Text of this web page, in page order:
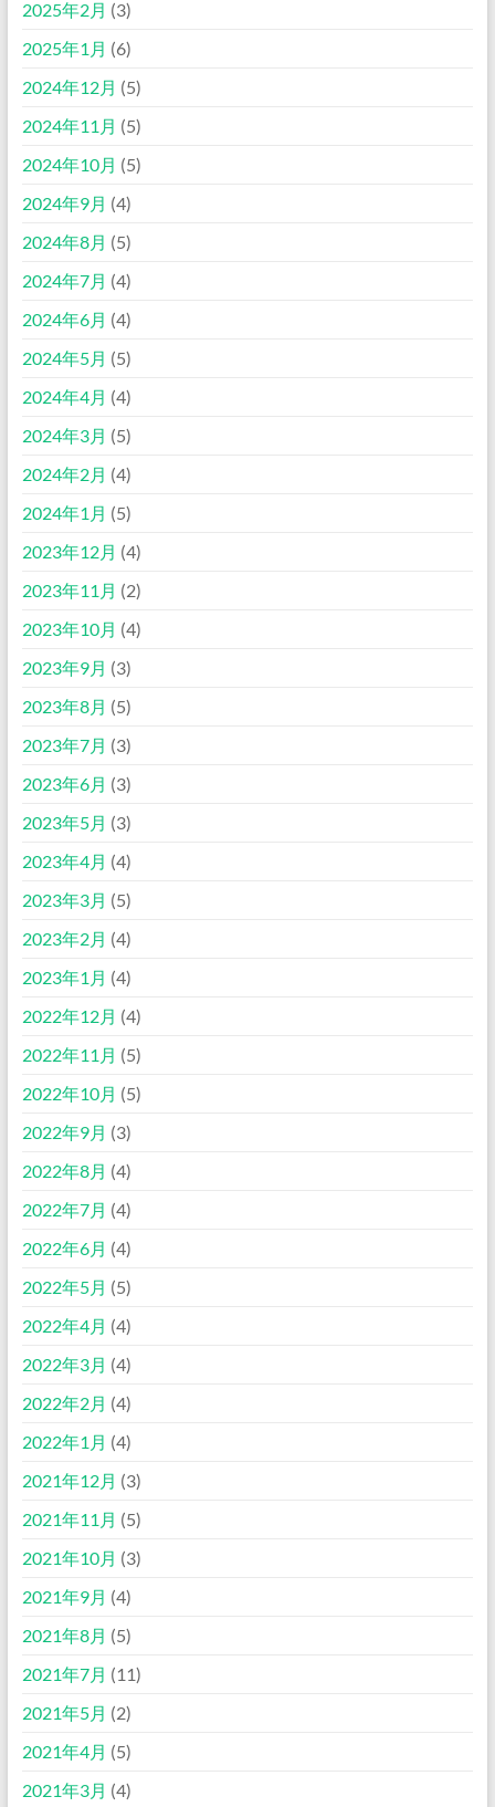
2025年2月 (3)
2025年1月 (6)
2024年12月 (5)
2024年11月 (5)
2024年10月 (5)
2024年9月 (4)
2024年8月 (5)
2024年7月 (4)
2024年6月 (4)
2024年5月 (5)
2024年4月 (4)
2024年3月 (5)
2024年2月 (4)
2024年1月 (5)
2023年12月 (4)
2023年11月 (2)
2023年10月 (4)
2023年9月 (3)
2023年8月 (5)
2023年7月 (3)
2023年6月 (3)
2023年5月 (3)
2023年4月 (4)
2023年3月 (5)
2023年2月 (4)
2023年1月 (4)
2022年12月 (4)
2022年11月 (5)
2022年10月 (5)
2022年9月 (3)
2022年8月 (4)
2022年7月 (4)
2022年6月 (4)
2022年5月 (5)
2022年4月 (4)
2022年3月 (4)
2022年2月 (4)
2022年1月 (4)
2021年12月 (3)
2021年11月 (5)
2021年10月 (3)
2021年9月 (4)
2021年8月 (5)
2021年7月 (11)
2021年5月 (2)
2021年4月 (5)
2021年3月 (4)